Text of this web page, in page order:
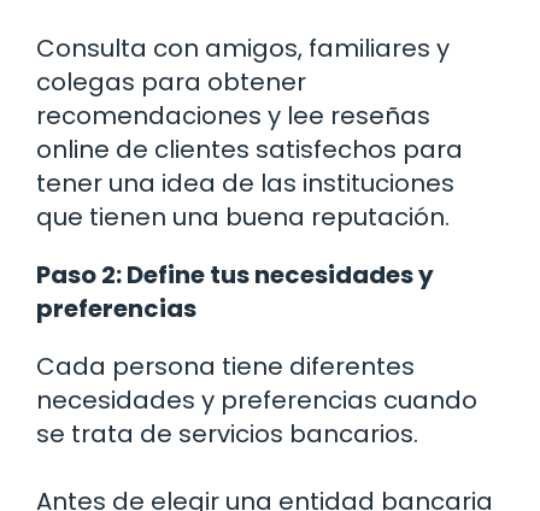
Consulta con amigos, familiares y
colegas para obtener
recomendaciones y lee reseñas
online de clientes satisfechos para
tener una idea de las instituciones
que tienen una buena reputación.
Paso 2: Define tus necesidades y
preferencias
Cada persona tiene diferentes
necesidades y preferencias cuando
se trata de servicios bancarios.
Antes de elegir una entidad bancaria